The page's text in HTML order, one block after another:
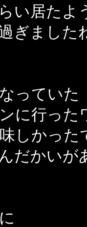
い居たよ
ぎました
っていた
に行った
しかった
だかいが